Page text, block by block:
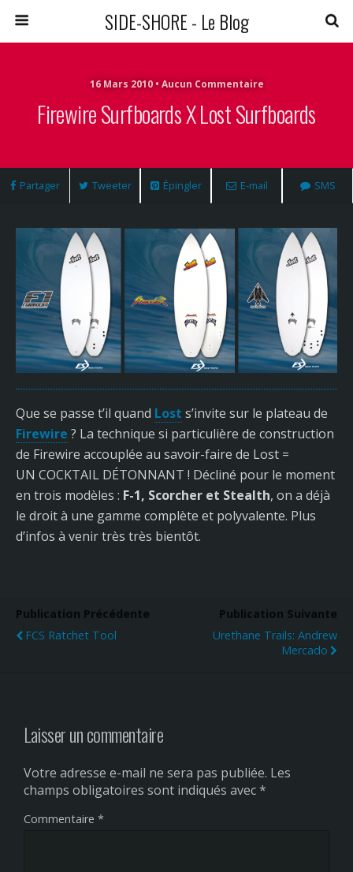
SIDE-SHORE - Le Blog
16 Mars 2010 • Aucun Commentaire
Firewire Surfboards X Lost Surfboards
Partager Tweeter Épingler E-mail SMS
Que se passe t’il quand Lost s’invite sur le plateau de
Firewire ? La technique si particulière de construction
de Firewire accouplée au savoir-faire de Lost =
UN COCKTAIL DÉTONNANT ! Décliné pour le moment
en trois modèles : F-1, Scorcher et Stealth, on a déjà
le droit à une gamme complète et polyvalente. Plus
d’infos à venir très très bientôt.
Publication Précédente
FCS Ratchet Tool
Publication Suivante
Urethane Trails: Andrew
Mercado
Laisser un commentaire
Votre adresse e-mail ne sera pas publiée. Les
champs obligatoires sont indiqués avec*
Commentaire *